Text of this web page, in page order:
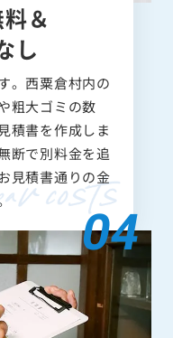
＆
し
。西粟倉村内の
粗大ゴミの数
積書を作成しま
断で別料金を追
見積書通りの金